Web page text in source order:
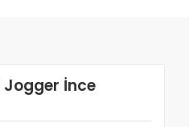
Jogger İnce